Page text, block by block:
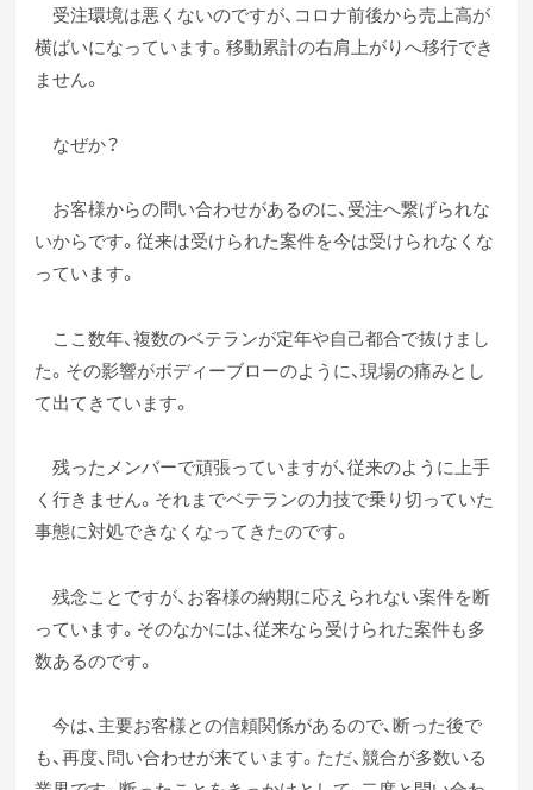
受注環境は悪くないのですが、コロナ前後から売上高が
横ばいになっています。移動累計の右肩上がりへ移行でき
ません。
なぜか？
お客様からの問い合わせがあるのに、受注へ繋げられな
いからです。従来は受けられた案件を今は受けられなくな
っています。
ここ数年、複数のベテランが定年や自己都合で抜けまし
た。その影響がボディーブローのように、現場の痛みとし
て出てきています。
残ったメンバーで頑張っていますが、従来のように上手
く行きません。それまでベテランの力技で乗り切っていた
事態に対処できなくなってきたのです。
残念ことですが、お客様の納期に応えられない案件を断
っています。そのなかには、従来なら受けられた案件も多
数あるのです。
今は、主要お客様との信頼関係があるので、断った後で
も、再度、問い合わせが来ています。ただ、競合が多数いる